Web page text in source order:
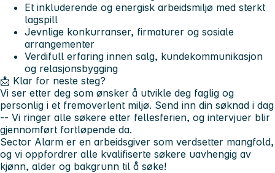
Et inkluderende og energisk arbeidsmiljø med sterkt
lagspill
Jevnlige konkurranser, firmaturer og sosiale
arrangementer
Verdifull erfaring innen salg, kundekommunikasjon
og relasjonsbygging
📩 Klar for neste steg?
Vi ser etter deg som ønsker å utvikle deg faglig og
personlig i et fremoverlent miljø. Send inn din søknad i dag
-- Vi ringer alle søkere etter fellesferien, og intervjuer blir
gjennomført fortløpende da.
Sector Alarm er en arbeidsgiver som verdsetter mangfold,
og vi oppfordrer alle kvalifiserte søkere uavhengig av
kjønn, alder og bakgrunn til å søke!